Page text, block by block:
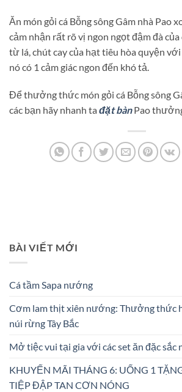
Ăn món gỏi cá Bỗng sông Gâm nhà Pao
cảm nhận rất rõ vị ngon ngọt đậm đà của
từ lá, chút cay của hạt tiêu hòa quyện
nó có 1 cảm giác ngon đến khó tả.
Để thưởng thức món gỏi cá Bỗng sông
các bạn hãy nhanh ta đặt bànPao
BÀI VIẾT MỚI
Cá tầm Sapa nướng
Cơm lam thịt xiên nướng: Thưởng thức
núi rừng Tây Bắc
Mở tiệc vui tại gia với các set ăn đặc sắc
KHUYẾN MÃI THÁNG 6: UỐNG 1
TIỆP ĐẬP TAN CƠN NÓNG